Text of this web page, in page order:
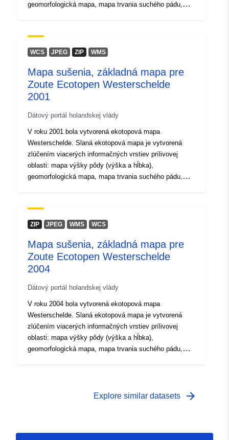
geomorfologická mapa, mapa trvania suchého pádu,
sa vyskytli v období rokov 1998 až 2001. Doba sušenia
sa vypočíta pomocou modelu M2.
WCS JPEG ZIP WMS
Mapa sušenia, základná mapa pre
Zoute Ecotopen Westerschelde
2001
Dátový portál holandskej vlády
V roku 2001 bola vytvorená ekotopová mapa
Westerschelde. Slaná ekotopová mapa je vytvorená
zlúčením viacerých informačných vrstiev prílivovej
oblasti: mapa výšky pôdy (výška a hĺbka),
geomorfologická mapa, mapa trvania suchého pádu,
sa vyskytli v období rokov 1998 až 2001. Doba sušenia
sa vypočíta pomocou modelu M2.
ZIP JPEG WMS WCS
Mapa sušenia, základná mapa pre
Zoute Ecotopen Westerschelde
2004
Dátový portál holandskej vlády
V roku 2004 bola vytvorená ekotopová mapa
Westerschelde. Slaná ekotopová mapa je vytvorená
zlúčením viacerých informačných vrstiev prílivovej
oblasti: mapa výšky pôdy (výška a hĺbka),
geomorfologická mapa, mapa trvania suchého pádu,
sa vypočíta pomocou modelu M2.Explore similar datasets arrow_forward